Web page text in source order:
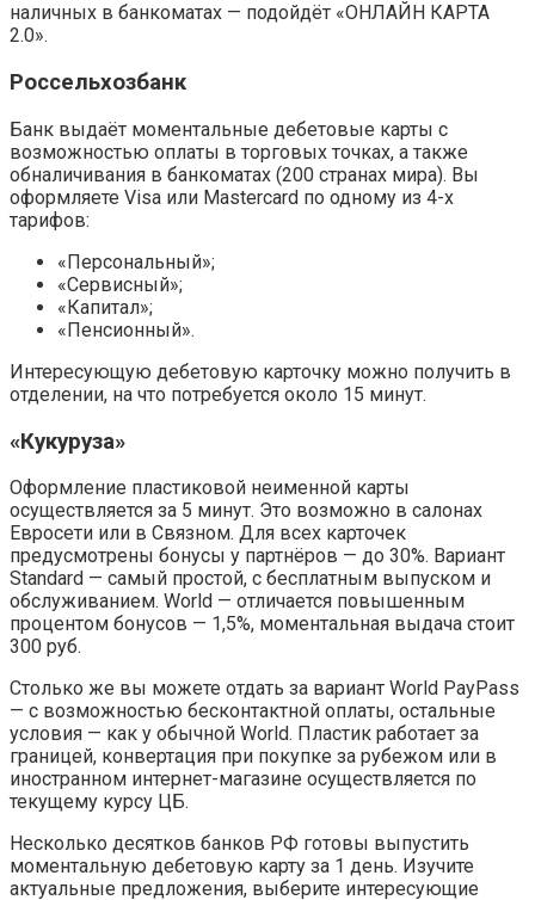
наличных в банкоматах — подойдёт «ОНЛАЙН КАРТА
2.0».
Россельхозбанк
Банк выдаёт моментальные дебетовые карты с
возможностью оплаты в торговых точках, а также
обналичивания в банкоматах (200 странах мира). Вы
оформляете Visa или Mastercard по одному из 4-х
тарифов:
«Персональный»;
«Сервисный»;
«Капитал»;
«Пенсионный».
Интересующую дебетовую карточку можно получить в
отделении, на что потребуется около 15 минут.
«Кукуруза»
Оформление пластиковой неименной карты
осуществляется за 5 минут. Это возможно в салонах
Евросети или в Связном. Для всех карточек
предусмотрены бонусы у партнёров — до 30%. Вариант
Standard — самый простой, с бесплатным выпуском и
обслуживанием. World — отличается повышенным
процентом бонусов — 1,5%, моментальная выдача стоит
300 руб.
Столько же вы можете отдать за вариант World PayPass
— с возможностью бесконтактной оплаты, остальные
условия — как у обычной World. Пластик работает за
границей, конвертация при покупке за рубежом или в
иностранном интернет-магазине осуществляется по
текущему курсу ЦБ.
Несколько десятков банков РФ готовы выпустить
моментальную дебетовую карту за 1 день. Изучите
актуальные предложения, выберите интересующие